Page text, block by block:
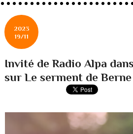
2023
19/11
Invité de Radio Alpa
sur Le serment de Berne